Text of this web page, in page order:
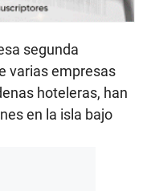
segunda
varias empresas
hoteleras, han
en la isla bajo